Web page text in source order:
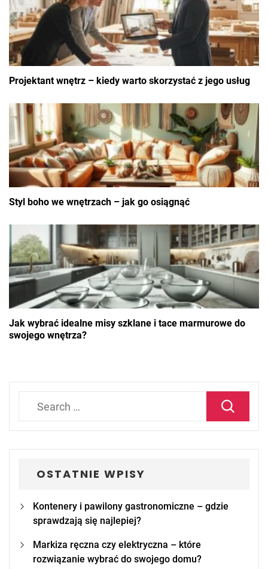
Projektant wnętrz – kiedy warto skorzystać z jego usług
Styl boho we wnętrzach – jak go osiągnąć
Jak wybrać idealne misy szklane i tace marmurowe do
swojego wnętrza?
OSTATNIE WPISY
Kontenery i pawilony gastronomiczne – gdzie
sprawdzają się najlepiej?
Markiza ręczna czy elektryczna – które
rozwiązanie wybrać do swojego domu?